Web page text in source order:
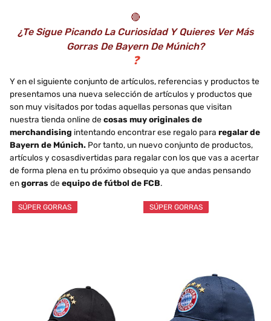
🔴
¿Te Sigue Picando La Curiosidad Y Quieres Ver Más
Gorras De Bayern De Múnich?
❓
Y en el siguiente conjunto de artículos, referencias y productos te
presentamos una nueva selección de artículos y productos que
son muy visitados por todas aquellas personas que visitan
nuestra tienda online de cosas muy originales de
merchandising intentando encontrar ese regalo para regalar de
Bayern de Múnich. Por tanto, un nuevo conjunto de productos,
artículos y cosasdivertidas para regalar con los que vas a acertar
de forma plena en tu próximo obsequio ya que andas pensando
engorras de equipo de fútbol de FCB.
SÚPER GORRAS SÚPER GORRAS